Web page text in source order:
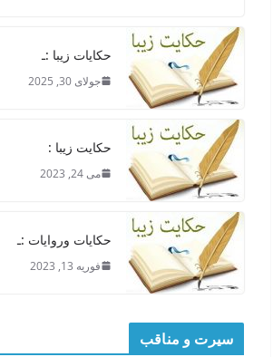
حکایات زیبا :ـ
جولای 30, 2025
حکایت زیبا :
می 24, 2023
حکایات وروایات :ـ
فوریه 13, 2023
سیرت و مناقب